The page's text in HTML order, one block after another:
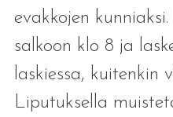
evakkojen
salkoon klo 8 ja
laskiessa, kuitenkin
Liputuksella